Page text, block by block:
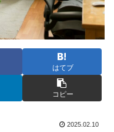
はてブ
コピー
2025.02.10